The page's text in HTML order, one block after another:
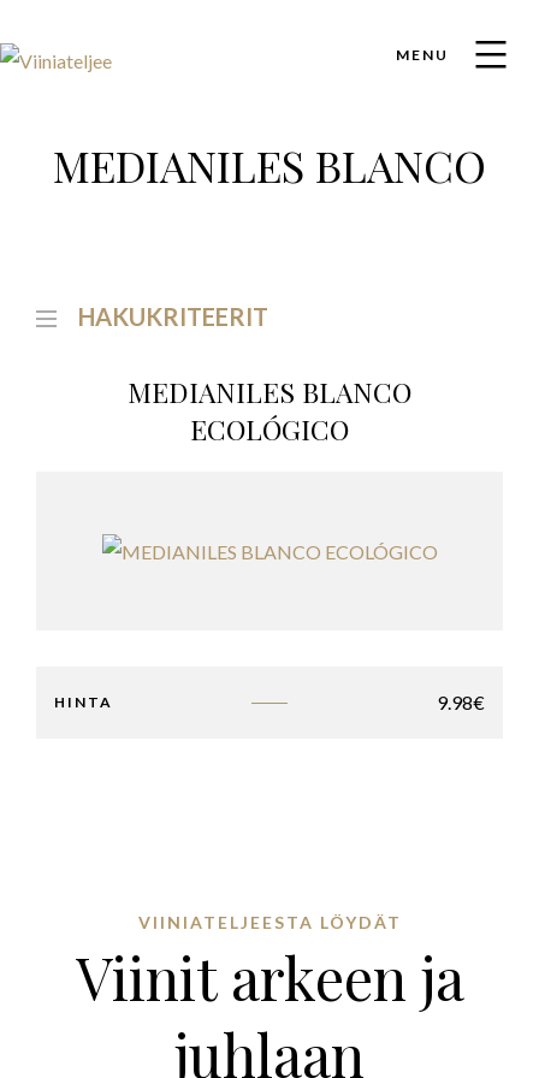
MENU
MEDIANILES BLANCO
HAKUKRITEERIT
MEDIANILES BLANCO
ECOLÓGICO
HINTA 9.98€
VIINIATELJEESTA LÖYDÄT
Viinit arkeen ja
juhlaan